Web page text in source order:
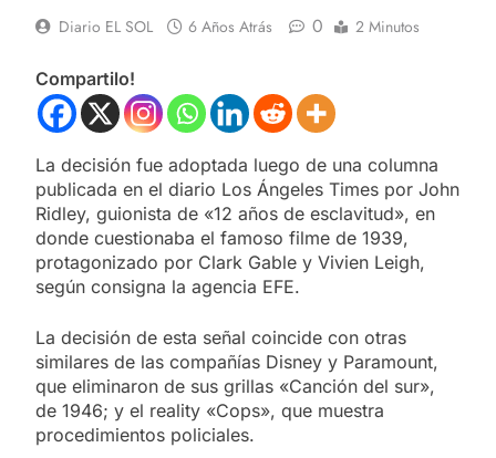
Diario EL SOL 6 Años Atrás 0 2 Minutos
Compartilo!
La decisión fue adoptada luego de una columna
publicada en el diario Los Ángeles Times por John
Ridley, guionista de «12 años de esclavitud», en
donde cuestionaba el famoso filme de 1939,
protagonizado por Clark Gable y Vivien Leigh,
según consigna la agencia EFE.
La decisión de esta señal coincide con otras
similares de las compañías Disney y Paramount,
que eliminaron de sus grillas «Canción del sur»,
de 1946; y el reality «Cops», que muestra
procedimientos policiales.